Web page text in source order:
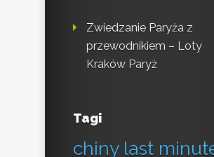
Zwiedzanie Paryża z
przewodnikiem – Loty
Kraków Paryż
Tagi
chiny last